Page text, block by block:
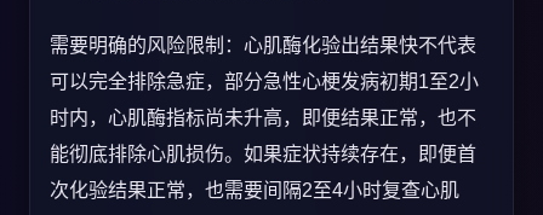
需要明确的风险限制：心肌酶化验出结果快不代表
可以完全排除急症，部分急性心梗发病初期1至2小
时内，心肌酶指标尚未升高，即便结果正常，也不
能彻底排除心肌损伤。如果症状持续存在，即便首
次化验结果正常，也需要间隔2至4小时复查心肌